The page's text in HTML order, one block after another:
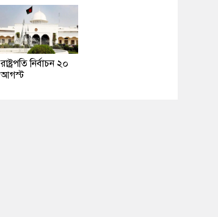
রাষ্ট্রপতি নির্বাচন ২০
আগস্ট